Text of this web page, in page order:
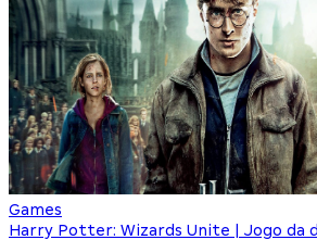
Games
Harry Potter: Wizards Unite | Jogo da